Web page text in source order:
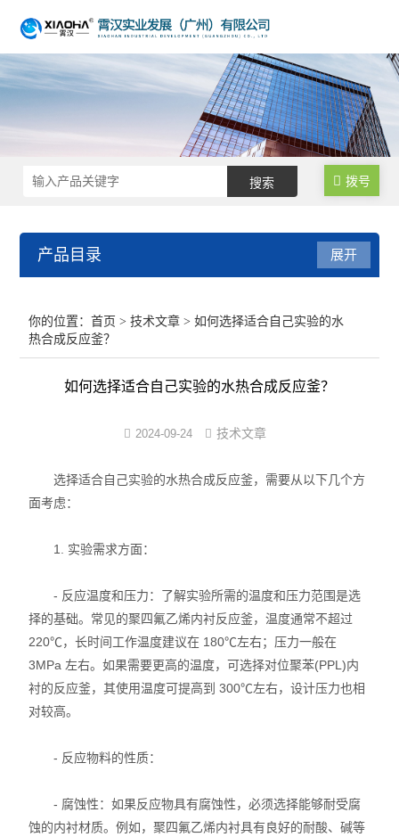
拨号
产品目录
生物发酵罐
均质乳化反应釜/乳化机
分子蒸馏装置
不锈钢浓缩装置
卫生级储罐
脱色罐
酒精沉淀罐/醇沉罐
多功能提取罐
高温循环油浴锅
展开
你的位置：首页 >技术文章 > 如何选择适合自己实验的水
热合成反应釜？
如何选择适合自己实验的水热合成反应釜？
2024-09-24 技术文章
选择适合自己实验的水热合成反应釜，需要从以下几个方
面考虑：
1. 实验需求方面：
- 反应温度和压力：了解实验所需的温度和压力范围是选
择的基础。常见的聚四氟乙烯内衬反应釜，温度通常不超过
220℃，长时间工作温度建议在 180℃左右；压力一般在
3MPa 左右。如果需要更高的温度，可选择对位聚苯(PPL)内
衬的反应釜，其使用温度可提高到 300℃左右，设计压力也相
对较高。
- 反应物料的性质：
- 腐蚀性：如果反应物具有腐蚀性，必须选择能够耐受腐
蚀的内衬材质。例如，聚四氟乙烯内衬具有良好的耐酸、碱等